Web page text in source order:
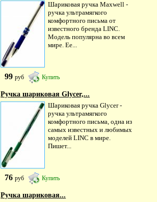
Шариковая ручка Maxwell -
ручка ультрамягкого
комфортного письма от
известного бренда LINC.
Модель популярна во всем
мире. Ее...
99руб Купить
Ручка шариковая Glycer,...
Шариковая ручка Glycer -
ручка ультрамягкого
комфортного письма, одна из
самых известных и любимых
моделей LINC в мире.
Пишет...
76руб Купить
Ручка шариковая...